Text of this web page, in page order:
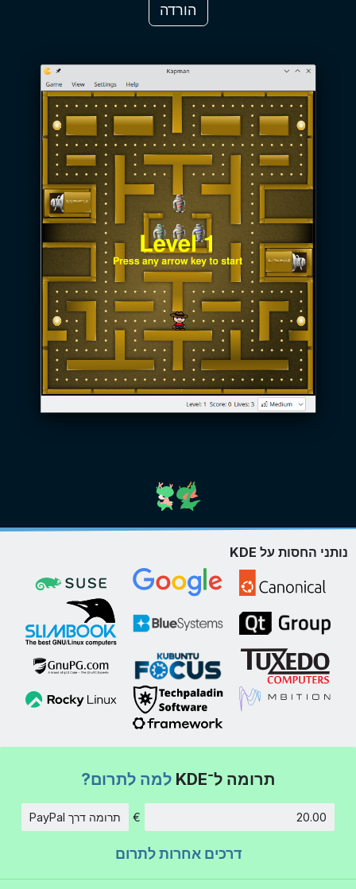
הורדה
נותני החסות על KDE
תרומה ל־KDE למה לתרום?
€ תרומה דרך PayPal
דרכים אחרות לתרום